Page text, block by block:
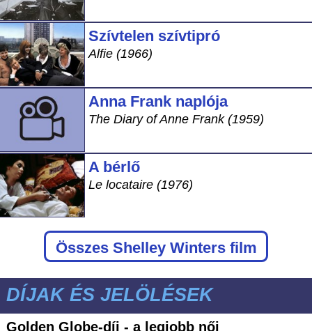
Szívtelen szívtipró
Alfie (1966)
Anna Frank naplója
The Diary of Anne Frank (1959)
A bérlő
Le locataire (1976)
Összes Shelley Winters film
DÍJAK ÉS JELÖLÉSEK
Golden Globe-díj - a legjobb női